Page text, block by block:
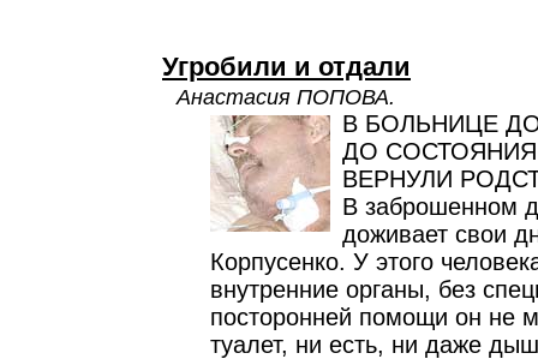
Угробили и отдали
Анастасия ПОПОВА.
В БОЛЬНИЦЕ
ДО
ВЕРНУЛИ
В заброшенном
доживает свои
Корпусенко. У этого
внутренние органы, без
посторонней помощи он не
туалет, ни есть, ни даже